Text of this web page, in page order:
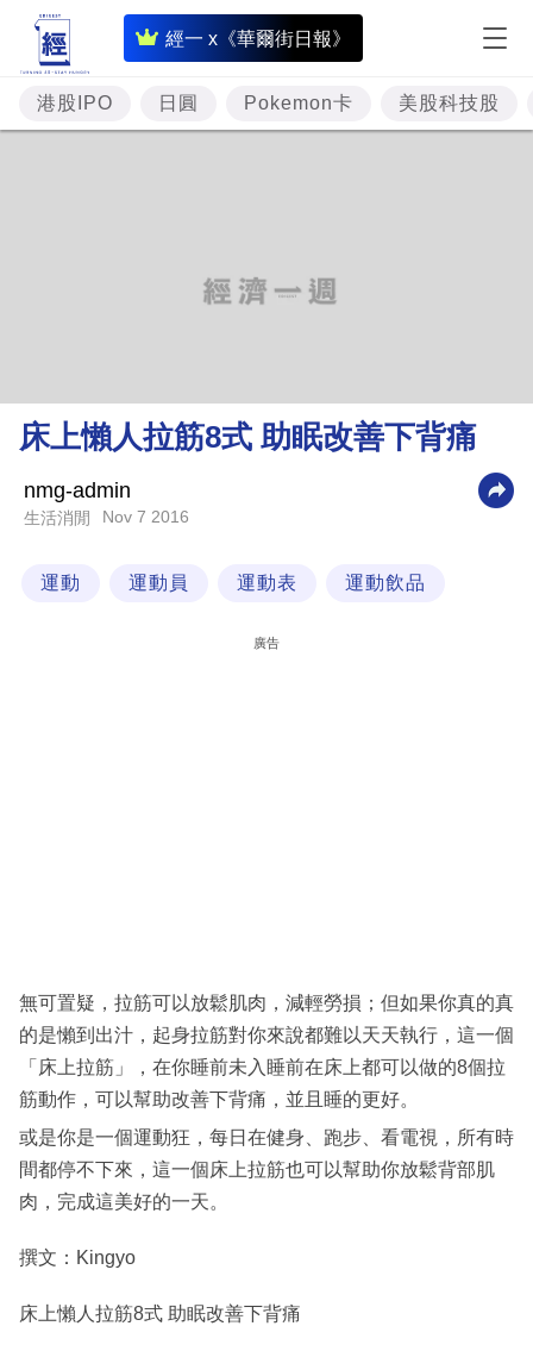
經一 x《華爾街日報》
即
時
財
經
理
財
業
技
閱
專
區
港股IPO 日圓 Pokemon卡 美股科技股
床上懶人拉筋8式 助眠改善下背痛
nmg-admin
生活消閒 Nov 7 2016
運動 運動員 運動表 運動飲品
廣告
無可置疑，拉筋可以放鬆肌肉，減輕勞損；但如果你真的真
的是懶到出汁，起身拉筋對你來說都難以天天執行，這一個
「床上拉筋」，在你睡前未入睡前在床上都可以做的8個拉
筋動作，可以幫助改善下背痛，並且睡的更好。
或是你是一個運動狂，每日在健身、跑步、看電視，所有時
間都停不下來，這一個床上拉筋也可以幫助你放鬆背部肌
肉，完成這美好的一天。
撰文：Kingyo
床上懶人拉筋8式 助眠改善下背痛